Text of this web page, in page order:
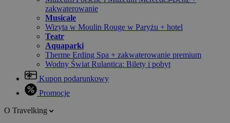
zakwaterowanie
Musicale
Wizyta w Moulin Rouge w Paryżu + hotel
Teatr
Aquaparki
Therme Erding Spa + zakwaterowanie premium
Wodny Świat Rulantica: Bilety i pobyt
Kupon podarunkowy
Promocje
O Travelking